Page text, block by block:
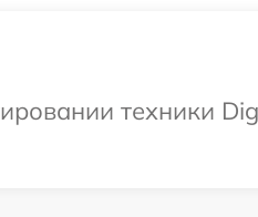
техники